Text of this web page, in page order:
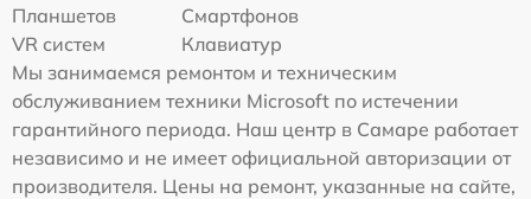
Планшетов
Смартфонов
VR систем
Клавиатур
Мы занимаемся ремонтом и техническим
обслуживанием техники Microsoft по истечении
гарантийного периода. Наш центр в Самаре работает
независимо и не имеет официальной авторизации от
производителя. Цены на ремонт, указанные на сайте,